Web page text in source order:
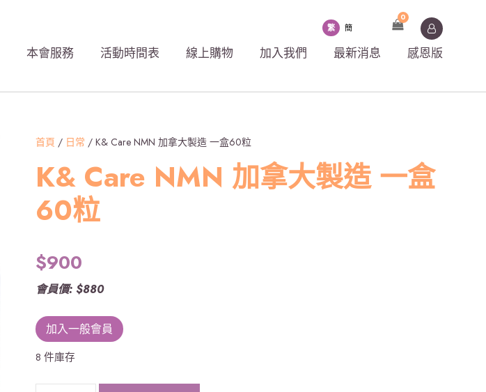
本會服務 活動時間表 線上購物 加入我們 最新消息 感恩版
繁 簡
0
首頁 / 日常 / K& Care NMN 加拿大製造 一盒60粒
K& Care NMN 加拿大製造 一盒
60粒
$900
會員價: $880
加入一般會員
8 件庫存